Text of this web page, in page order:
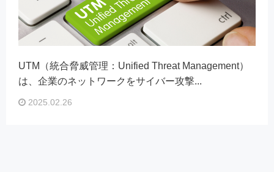
UTM（統合脅威管理：Unified Threat Management）
は、企業のネットワークをサイバー攻撃...
2025.02.26